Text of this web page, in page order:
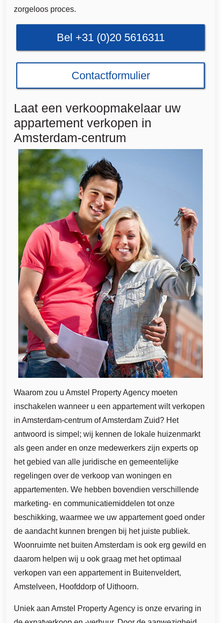
zorgeloos proces.
Bel +31 (0)20 5616311
Contactformulier
Laat een verkoopmakelaar uw
appartement verkopen in
Amsterdam-centrum
Waarom zou u Amstel Property Agency moeten
inschakelen wanneer u een appartement wilt verkopen
in Amsterdam-centrum of Amsterdam Zuid? Het
antwoord is simpel; wij kennen de lokale huizenmarkt
als geen ander en onze medewerkers zijn experts op
het gebied van alle juridische en gemeentelijke
regelingen over de verkoop van woningen en
appartementen. We hebben bovendien verschillende
marketing- en communicatiemiddelen tot onze
beschikking, waarmee we uw appartement goed onder
de aandacht kunnen brengen bij het juiste publiek.
Woonruimte net buiten Amsterdam is ook erg gewild en
daarom helpen wij u ook graag met het optimaal
verkopen van een appartement in Buitenveldert,
Amstelveen, Hoofddorp of Uithoorn.
Uniek aan Amstel Property Agency is onze ervaring in